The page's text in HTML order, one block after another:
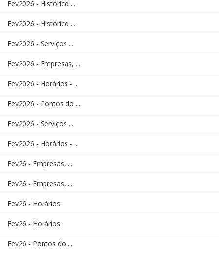
Fev2026 - Histórico ...
Fev2026 - Histórico ...
Fev2026 - Serviços ...
Fev2026 - Empresas, ...
Fev2026 - Horários - ...
Fev2026 - Pontos do ...
Fev2026 - Serviços ...
Fev2026 - Horários - ...
Fev26 - Empresas, ...
Fev26 - Empresas, ...
Fev26 - Horários
Fev26 - Horários
Fev26 - Pontos do ...